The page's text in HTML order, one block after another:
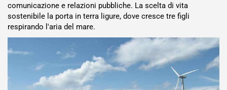
comunicazione e relazioni pubbliche. La scelta di vita
sostenibile la porta in terra ligure, dove cresce tre figli
respirando l'aria del mare.